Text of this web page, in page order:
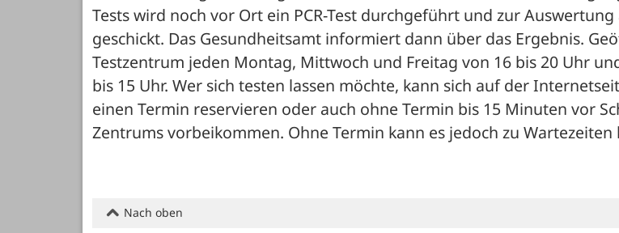
Tests wird noch vor Ort ein PCR-Test durchgeführt und zur
geschickt. Das Gesundheitsamt informiert dann über das Ergebnis.
Testzentrum jeden Montag, Mittwoch und Freitag von 16 bis 20 Uhr
bis 15 Uhr. Wer sich testen lassen möchte, kann sich auf der
einen Termin reservieren oder auch ohne Termin bis 15 Minuten vor
Zentrums vorbeikommen. Ohne Termin kann es jedoch zu Wartezeiten
Nach oben